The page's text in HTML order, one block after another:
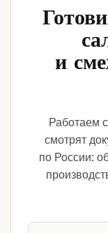
и
Работаем
смотрят
по России: